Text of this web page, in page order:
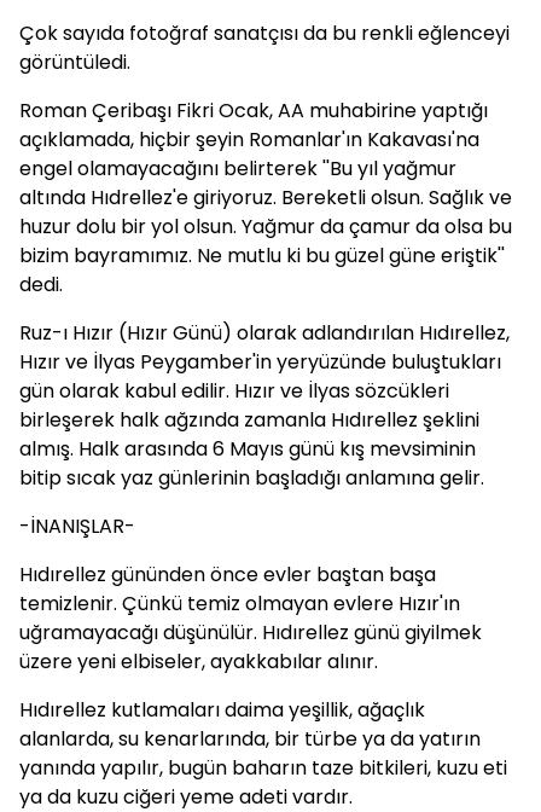
Çok sayıda fotoğraf sanatçısı da bu renkli eğlenceyi
görüntüledi.
Roman Çeribaşı Fikri Ocak, AA muhabirine yaptığı
açıklamada, hiçbir şeyin Romanlar'ın Kakavası'na
engel olamayacağını belirterek ''Bu yıl yağmur
altında Hıdrellez'e giriyoruz. Bereketli olsun. Sağlık ve
huzur dolu bir yol olsun. Yağmur da çamur da olsa bu
bizim bayramımız. Ne mutlu ki bu güzel güne eriştik''
dedi.
Ruz-ı Hızır (Hızır Günü) olarak adlandırılan Hıdırellez,
Hızır ve İlyas Peygamber'in yeryüzünde buluştukları
gün olarak kabul edilir. Hızır ve İlyas sözcükleri
birleşerek halk ağzında zamanla Hıdırellez şeklini
almış. Halk arasında 6 Mayıs günü kış mevsiminin
bitip sıcak yaz günlerinin başladığı anlamına gelir.
-İNANIŞLAR-
Hıdırellez gününden önce evler baştan başa
temizlenir. Çünkü temiz olmayan evlere Hızır'ın
uğramayacağı düşünülür. Hıdırellez günü giyilmek
üzere yeni elbiseler, ayakkabılar alınır.
Hıdırellez kutlamaları daima yeşillik, ağaçlık
alanlarda, su kenarlarında, bir türbe ya da yatırın
yanında yapılır, bugün baharın taze bitkileri, kuzu eti
ya da kuzu ciğeri yeme adeti vardır.